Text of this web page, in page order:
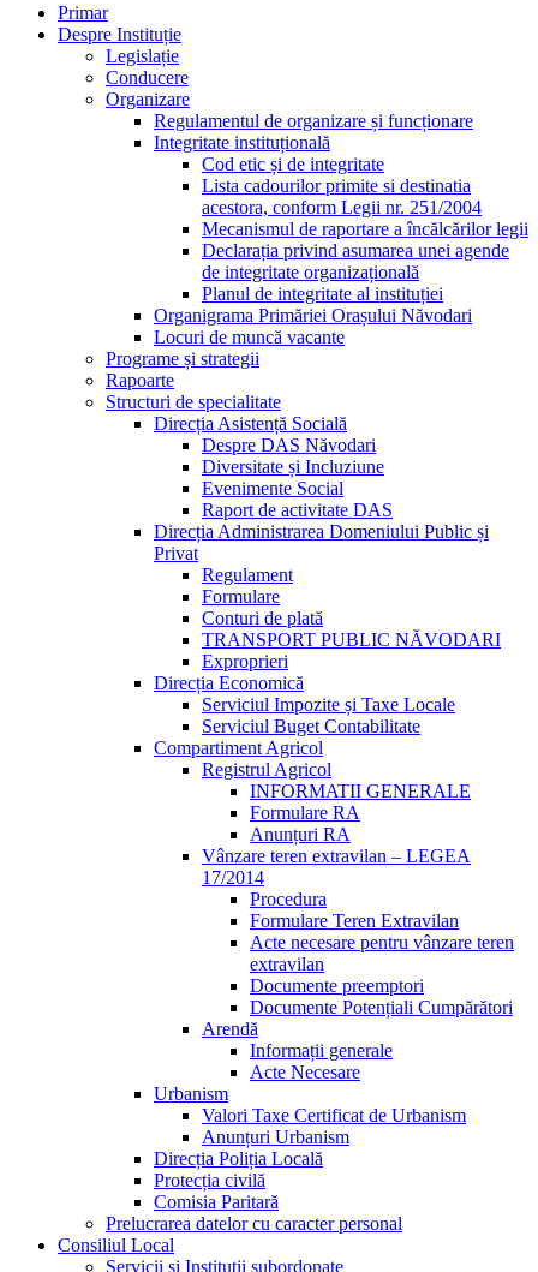
Primar
Despre Instituție
Legislație
Conducere
Organizare
Regulamentul de organizare și funcționare
Integritate instituțională
Cod etic și de integritate
Lista cadourilor primite si destinatia
acestora, conform Legii nr. 251/2004
Mecanismul de raportare a încălcărilor legii
Declarația privind asumarea unei agende
de integritate organizațională
Planul de integritate al instituției
Organigrama Primăriei Orașului Năvodari
Locuri de muncă vacante
Programe și strategii
Rapoarte
Structuri de specialitate
Direcția Asistență Socială
Despre DAS Năvodari
Diversitate și Incluziune
Evenimente Social
Raport de activitate DAS
Direcția Administrarea Domeniului Public și
Privat
Regulament
Formulare
Conturi de plată
TRANSPORT PUBLIC NĂVODARI
Exproprieri
Direcția Economică
Serviciul Impozite și Taxe Locale
Serviciul Buget Contabilitate
Compartiment Agricol
Registrul Agricol
INFORMATII GENERALE
Formulare RA
Anunțuri RA
Vânzare teren extravilan – LEGEA
17/2014
Procedura
Formulare Teren Extravilan
Acte necesare pentru vânzare teren
extravilan
Documente preemptori
Documente Potențiali Cumpărători
Arendă
Informații generale
Acte Necesare
Urbanism
Valori Taxe Certificat de Urbanism
Anunțuri Urbanism
Direcția Poliția Locală
Protecția civilă
Comisia Paritară
Prelucrarea datelor cu caracter personal
Consiliul Local
Servicii si Institutii subordonate